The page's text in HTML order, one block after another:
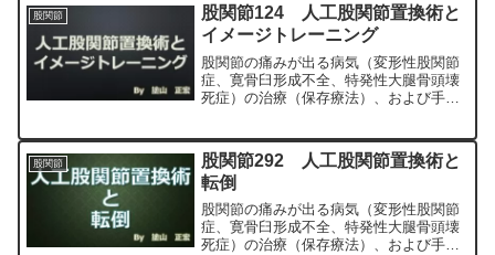
股関節
股関節124 人工股関節置換術と
イメージトレーニング
股関節の痛みが出る病気（変形性股関節
症、寛骨臼形成不全、特発性大腿骨頭壊
死症）の治療（保存療法）、および手術
科専門医（人工関節手術を専門）の塗山
正宏が色々と説明します。
股関節
股関節292 人工股関節置換術と
転倒
股関節の痛みが出る病気（変形性股関節
症、寛骨臼形成不全、特発性大腿骨頭壊
死症）の治療（保存療法）、および手術